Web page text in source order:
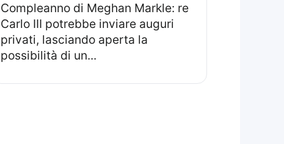
Compleanno di Meghan Markle: re
Carlo III potrebbe inviare auguri
privati, lasciando aperta la
possibilità di un...